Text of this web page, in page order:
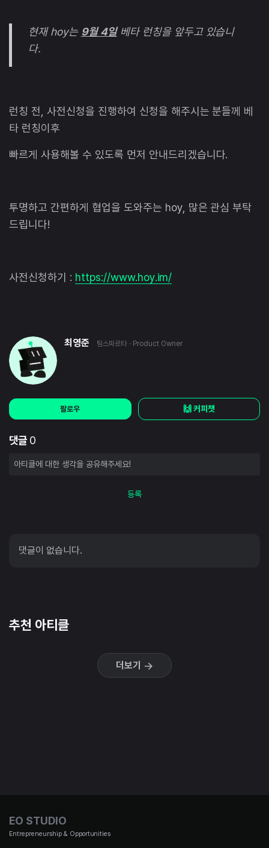
현재 hoy는 9월 4일베타 런칭을 앞두고 있습니
다.
런칭 전, 사전신청을 진행하여 신청을 해주시는 분들께 베
타 런칭이후
빠르게 사용해볼 수 있도록 먼저 안내드리겠습니다.
투명하고 간편하게 협업을 도와주는 hoy, 많은 관심 부탁
드립니다!
사전신청하기 : https://www.hoy.im/
최영준 팀스파르타 · Product Owner
팔로우 🙌 커피챗
댓글 0
등록
댓글이 없습니다.
추천 아티클
더보기
EO STUDIO
Entrepreneurship & Opportunities